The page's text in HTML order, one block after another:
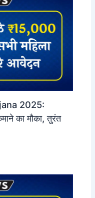
2025:
का मौका, तुरंत